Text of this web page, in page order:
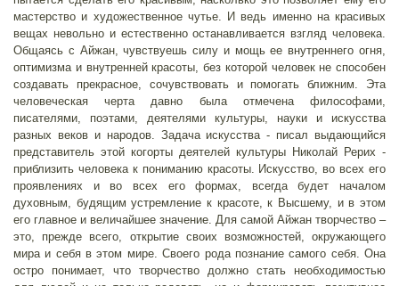
мастерство и художественное чутье. И ведь именно на красивых
вещах невольно и естественно останавливается взгляд человека.
Общаясь с Айжан, чувствуешь силу и мощь ее внутреннего огня,
оптимизма и внутренней красоты, без которой человек не способен
создавать прекрасное, сочувствовать и помогать ближним. Эта
человеческая черта давно была отмечена философами,
писателями, поэтами, деятелями культуры, науки и искусства
разных веков и народов. Задача искусства - писал выдающийся
представитель этой когорты деятелей культуры Николай Рерих -
приблизить человека к пониманию красоты. Искусство, во всех его
проявлениях и во всех его формах, всегда будет началом
духовным, будящим устремление к красоте, к Высшему, и в этом
его главное и величайшее значение. Для самой Айжан творчество –
это, прежде всего, открытие своих возможностей, окружающего
мира и себя в этом мире. Своего рода познание самого себя. Она
остро понимает, что творчество должно стать необходимостью